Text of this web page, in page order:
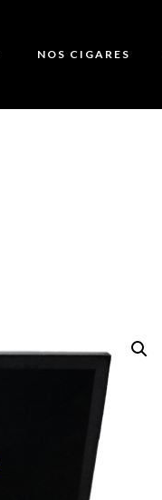
NOS CIGARES